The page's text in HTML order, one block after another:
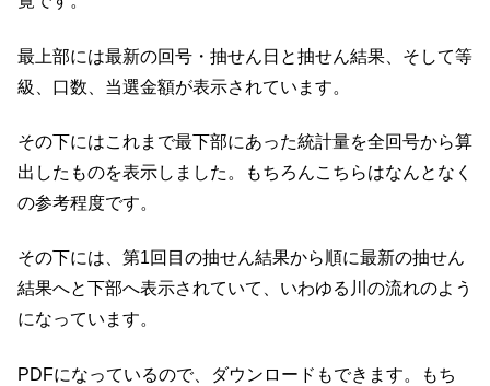
最上部には最新の回号・抽せん日と抽せん結果、そして等
級、口数、当選金額が表示されています。
その下にはこれまで最下部にあった統計量を全回号から算
出したものを表示しました。もちろんこちらはなんとなく
の参考程度です。
その下には、第1回目の抽せん結果から順に最新の抽せん
結果へと下部へ表示されていて、いわゆる川の流れのよう
になっています。
PDFになっているので、ダウンロードもできます。もち